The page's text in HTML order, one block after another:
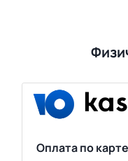
Оплата по